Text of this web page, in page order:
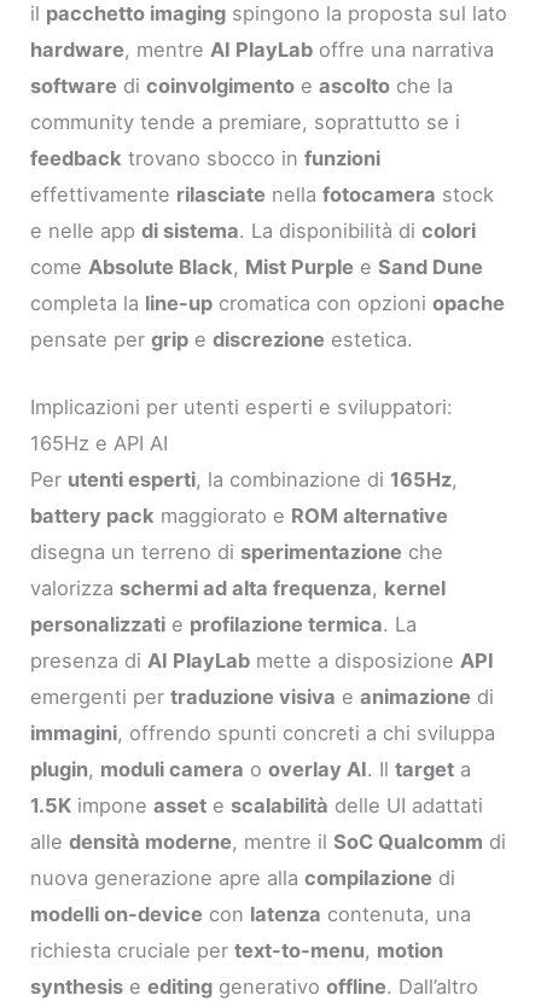
il pacchetto imaging spingono la proposta sul lato
hardware, mentreAI PlayLab offre una narrativa
software dicoinvolgimento eascolto che la
community tende a premiare, soprattutto se i
feedback trovano sbocco infunzioni
effettivamente rilasciate nellafotocamera stock
e nelle appdi sistema. La disponibilità dicolori
comeAbsolute Black, Mist Purple eSand Dune
completa la line-up cromatica con opzioniopache
pensate pergrip ediscrezione estetica.
Implicazioni per utenti esperti e sviluppatori:
165Hz e API AI
Per utenti esperti, la combinazione di 165Hz,
battery pack maggiorato e ROM alternative
disegna un terreno di sperimentazione che
valorizza schermi ad alta frequenza, kernel
personalizzati e profilazione termica. La
presenza diAI PlayLab mette a disposizioneAPI
emergenti pertraduzione visiva eanimazione di
immagini, offrendo spunti concreti a chi sviluppa
plugin, moduli camera ooverlay AI. Iltarget a
1.5K imponeasset e scalabilità delle UI adattati
alledensità moderne, mentre ilSoC Qualcomm di
nuova generazione apre allacompilazione di
modelli on-device con latenza contenuta, una
richiesta cruciale pertext-to-menu, motion
synthesis eediting generativooffline. Dall’altro